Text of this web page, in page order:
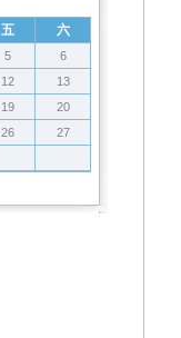
五 六
5
6
12
13
19
20
26
27